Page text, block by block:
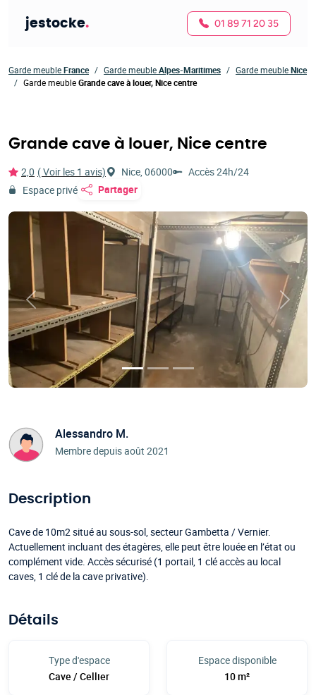
jestocke. 01 89 71 20 35
Garde meubleFrance Garde meubleAlpes-Maritimes Garde meubleNice
Garde meubleGrande cave à louer, Nice centre
Grande cave à louer, Nice centre
2,0 ( Voir les 1 avis) Nice, 06000
Accès 24h/24
Espace privé
Partager
Précédent
Alessandro M.
Membre depuis août 2021
Description
Cave de 10m2 situé au sous-sol, secteur Gambetta / Vernier.
Actuellement incluant des étagères, elle peut être louée en l’état ou
complément vide. Accès sécurisé (1 portail, 1 clé accès au local
caves, 1 clé de la cave privative).
Détails
Type d'espace
Cave / Cellier
Espace disponible
10 m²